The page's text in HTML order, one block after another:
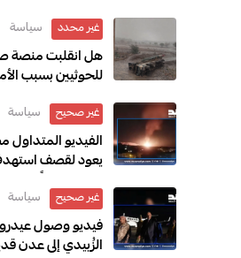
غير محدد سياسة
هل انقلبت منصة
للحوثيين بسبب
غير صحيح سياسة
الفيديو المتداول
يعود لقصف
غير صحيح سياسة
فيديو وصول
الزُبيدي إلى عدن